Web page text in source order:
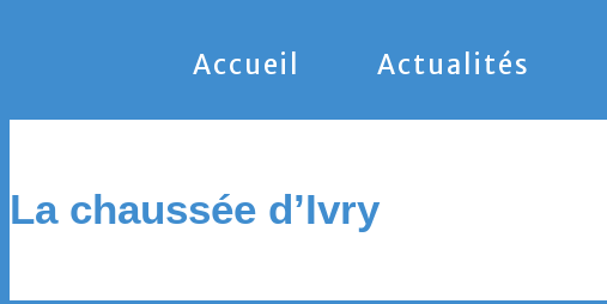
Accueil Actualités
La chaussée d’Ivry